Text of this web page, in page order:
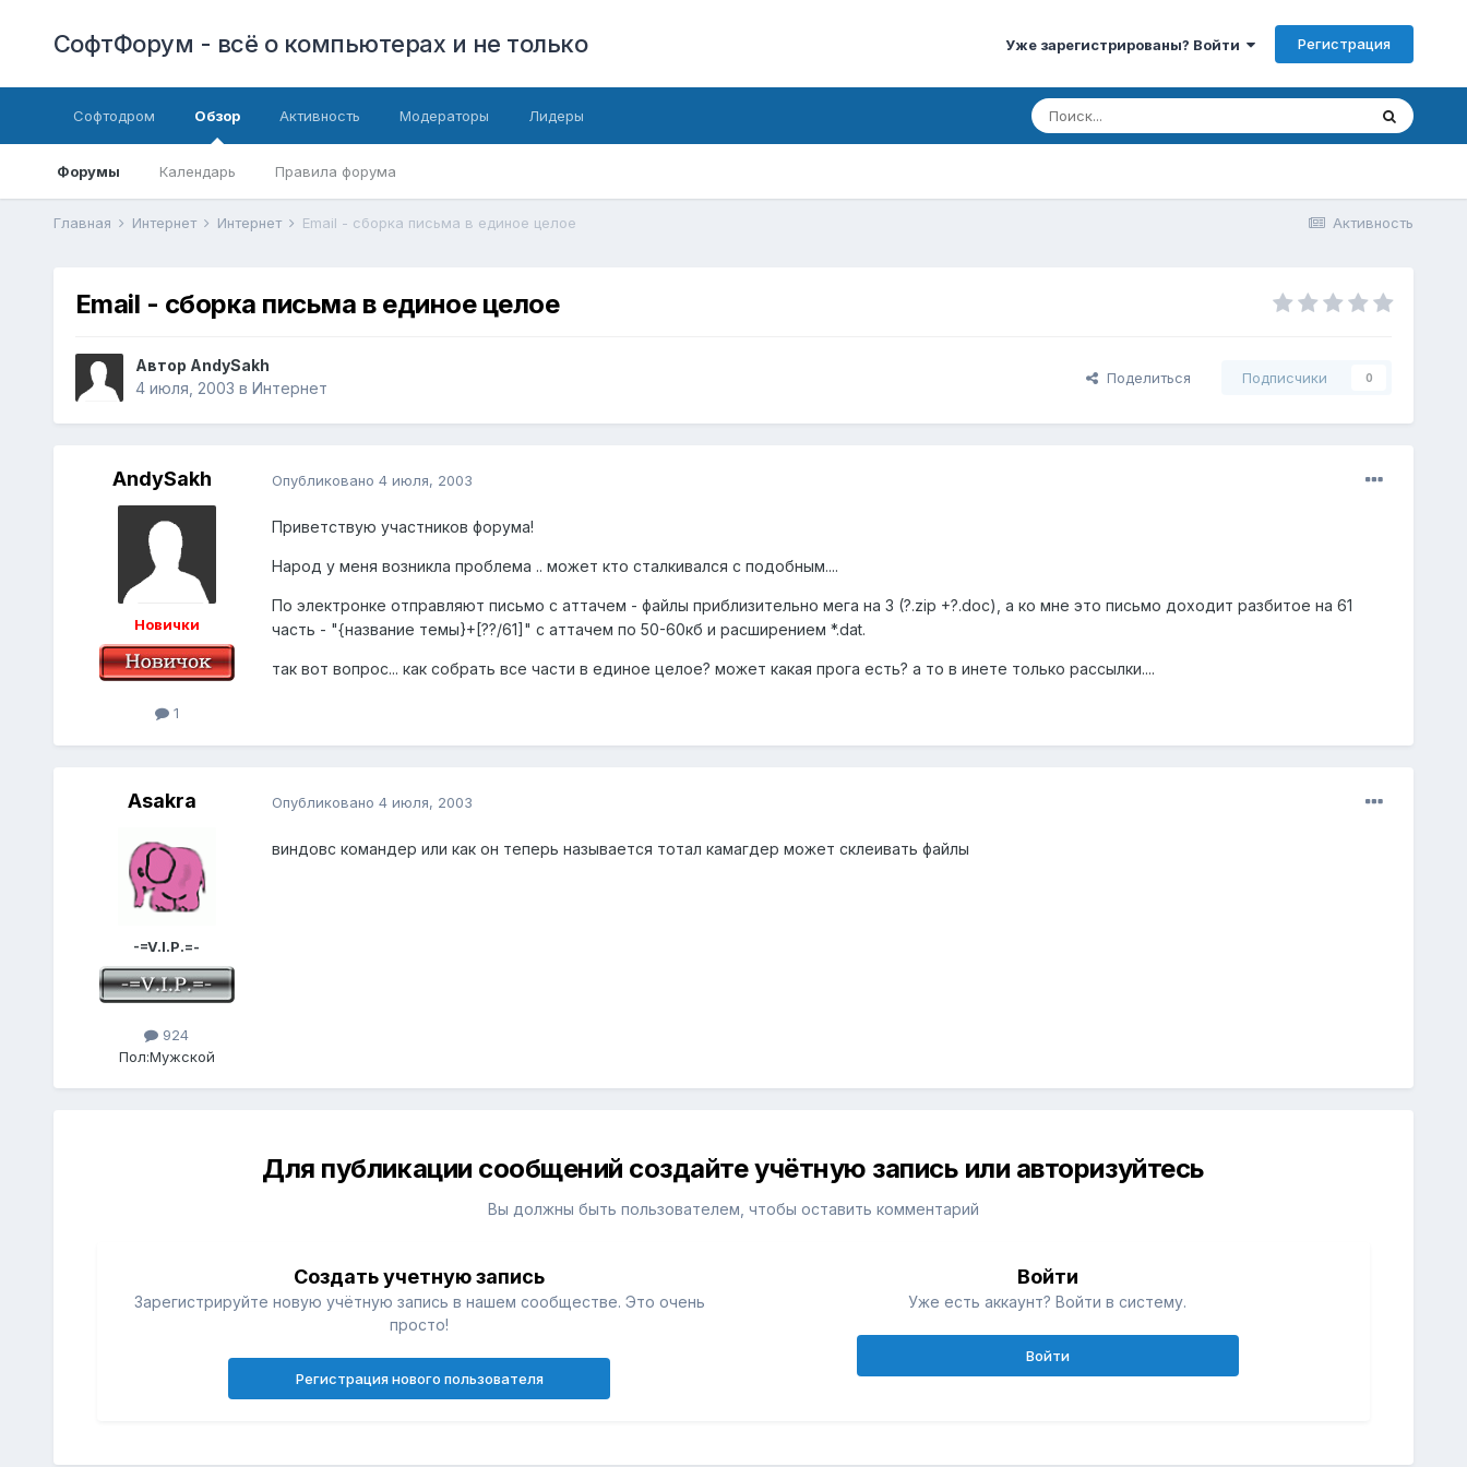
СофтФорум - всё о компьютерах и не только Уже зарегистрированы? Войти Регистрация
Софтодром Обзор
Форумы Календарь Правила форума
Активность Модераторы Лидеры
Активность
Главная Интернет Интернет Email - сборка письма в единое целое
Email - сборка письма в единое целое
Автор AndySakh
4 июля, 2003 в Интернет
Поделиться Подписчики 0
AndySakh
Новички
1
Опубликовано 4 июля, 2003
Приветствую участников форума!
Народ у меня возникла проблема .. может кто сталкивался с подобным....
По электронке отправляют письмо с аттачем - файлы приблизительно мега на 3 (?.zip +?.doc), а ко мне это письмо доходит разбитое на 61
часть - "{название темы}+[??/61]" с аттачем по 50-60кб и расширением *.dat.
так вот вопрос... как собрать все части в единое целое? может какая прога есть? а то в инете только рассылки....
Asakra
-=V.I.P.=-
924
Пол:Мужской
Опубликовано 4 июля, 2003
виндовс командер или как он теперь называется тотал камагдер может склеивать файлы
Для публикации сообщений создайте учётную запись или авторизуйтесь
Вы должны быть пользователем, чтобы оставить комментарий
Создать учетную запись
Зарегистрируйте новую учётную запись в нашем сообществе. Это очень
просто!
Регистрация нового пользователя
Войти
Уже есть аккаунт? Войти в систему.
Войти